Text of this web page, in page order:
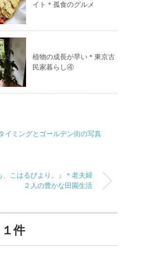
イト＊孤食のグルメ
植物の成長が早い＊東京古
民家暮らし④
イミングとゴールデン街の写真
、こはるびより。』＊老夫婦
２人の豊かな田園生活
件